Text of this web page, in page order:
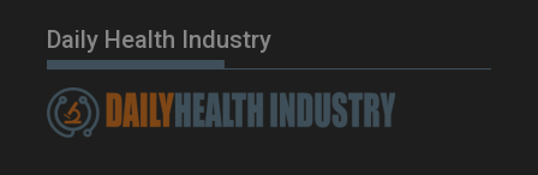
Daily Health Industry